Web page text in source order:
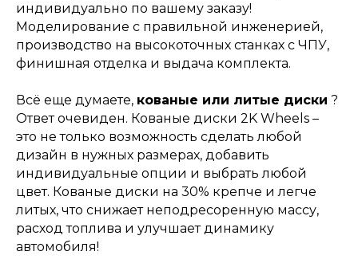
индивидуально по вашему заказу!
Моделирование с правильной инженерией,
производство на высокоточных станках с ЧПУ,
финишная отделка и выдача комплекта.
Всё еще думаете, кованые или литые диски ?
Ответ очевиден. Кованые диски 2K Wheels –
это не только возможность сделать любой
дизайн в нужных размерах, добавить
индивидуальные опции и выбрать любой
цвет. Кованые диски на 30% крепче и легче
литых, что снижает неподресоренную массу,
расход топлива и улучшает динамику
автомобиля!